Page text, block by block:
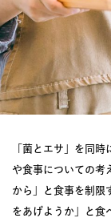
「菌とエサ」を同
や食事についての考
から」と食事を制限
をあげようか」と食